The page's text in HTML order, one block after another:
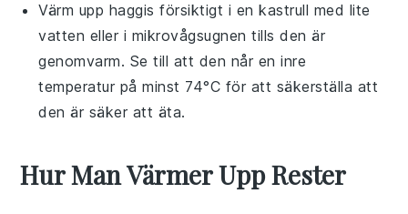
Värm upp haggis försiktigt i en kastrull med lite
vatten eller i mikrovågsugnen tills den är
genomvarm. Se till att den når en inre
temperatur på minst 74°C för att säkerställa att
den är säker att äta.
Hur Man Värmer Upp Rester